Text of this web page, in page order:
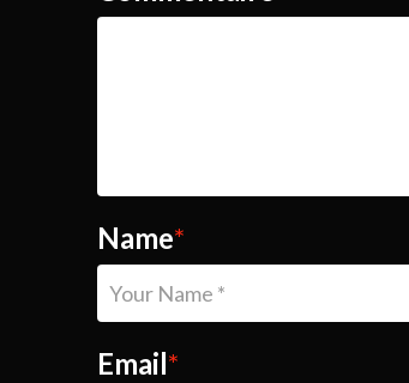
Name*
Email*